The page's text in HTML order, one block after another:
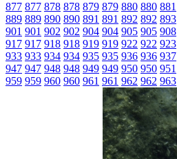
877 877 878 878 879 879 880 880 881
889 889 890 890 891 891 892 892 893
901 901 902 902 904 904 905 905 908
917 917 918 918 919 919 922 922 923
933 933 934 934 935 935 936 936 937
947 947 948 948 949 949 950 950 951
959 959 960 960 961 961 962 962 963